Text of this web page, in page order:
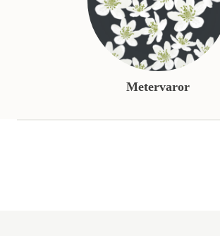
Metervaror